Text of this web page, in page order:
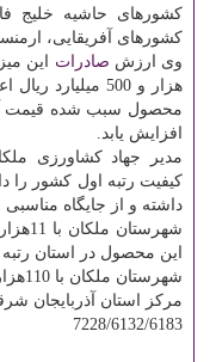
كشورهای حاشیه خلیج
كشورهای آفریقایی،
وی ارزش صادرات
هزار و 500
محصول سبب شده قیمت
افزایش یابد.
مدیر جهاد كشاورزی
كیفیت رتبه اول كشور را
داشته و از جایگاه
این محصول در استان
مركز استان آذربایجان
7228/6132/6183